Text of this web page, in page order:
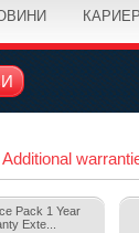
Pack 1 Year
Exte...